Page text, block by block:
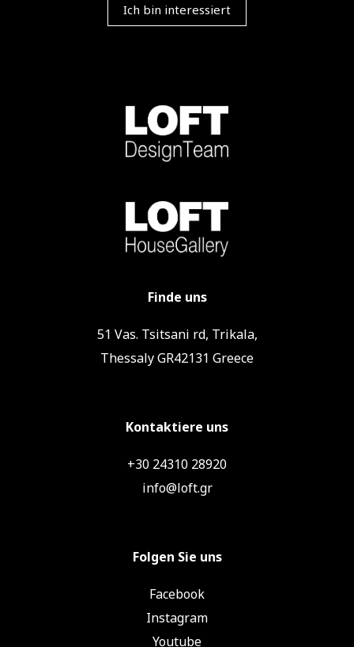
Ich bin interessiert
Finde uns
51 Vas. Tsitsani rd, Trikala,
Thessaly GR42131 Greece
Kontaktiere uns
+30 24310 28920
info@loft.gr
Folgen Sie uns
Facebook
Instagram
Youtube